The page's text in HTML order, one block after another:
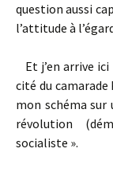
question aussi
l’attitude à
Et j’en arrive
cité du camarade
mon schéma
révolution
socialiste ».